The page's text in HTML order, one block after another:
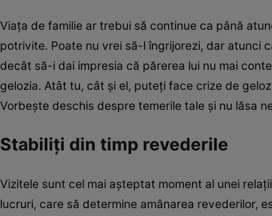
Viaţa de familie ar trebui să continue ca până
potrivite. Poate nu vrei să-l îngrijorezi, dar atunci
decât să-i dai impresia că părerea lui nu mai
gelozia. Atât tu, cât şi el, puteţi face crize de
Vorbeşte deschis despre temerile tale şi nu lăsa
Stabiliţi din timp revederile
Vizitele sunt cel mai aşteptat moment al unei
lucruri, care să determine amânarea revederilor,